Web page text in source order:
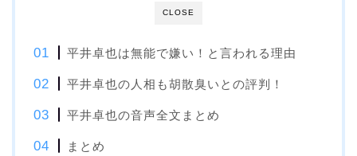
CLOSE
平井卓也は無能で嫌い！と言われる理由
平井卓也の人相も胡散臭いとの評判！
平井卓也の音声全文まとめ
まとめ